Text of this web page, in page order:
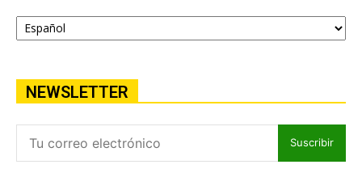
NEWSLETTER
Suscribir